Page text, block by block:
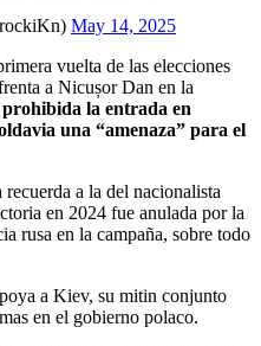
May 14, 2025
vuelta de las elecciones
a Nicușor Dan en la
prohibida la entrada en
una “amenaza” para el
a la del nacionalista
en 2024 fue anulada por la
rusa en la campaña, sobre todo
a Kiev, su mitin conjunto
en el gobierno polaco.